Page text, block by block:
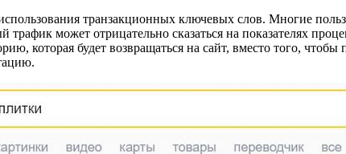
транзакционных ключевых слов. Многие
может отрицательно сказаться на показателях
которая будет возвращаться на сайт, вместо того,